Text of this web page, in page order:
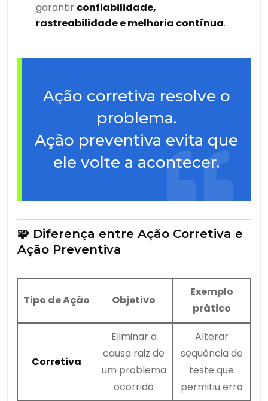
garantir confiabilidade,
rastreabilidade e melhoria contínua.
Ação corretiva resolve o
problema.
Ação preventiva evita que
ele volte a acontecer.
🧩 Diferença entre Ação Corretiva e
Ação Preventiva
Tipo de Ação Objetivo
Exemplo
prático
Corretiva
Eliminar a
causa raiz de
um problema
ocorrido
Alterar
sequência de
teste que
permitiu erro